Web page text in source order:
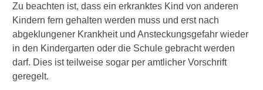
Zu beachten ist, dass ein erkranktes Kind von anderen
Kindern fern gehalten werden muss und erst nach
abgeklungener Krankheit und Ansteckungsgefahr wieder
in den Kindergarten oder die Schule gebracht werden
darf. Dies ist teilweise sogar per amtlicher Vorschrift
geregelt.
e
i
M
i
t
e